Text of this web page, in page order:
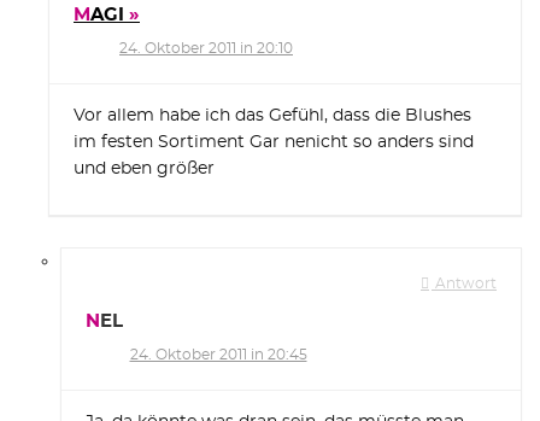
MAGI
24. Oktober 2011 in 20:10
Vor allem habe ich das Gefühl, dass die Blushes
im festen Sortiment Gar nenicht so anders sind
und eben größer
Antwort
NEL
24. Oktober 2011 in 20:45